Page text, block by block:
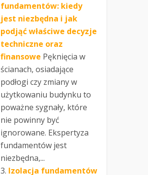
fundamentów: kiedy
jest niezbędna i jak
podjąć właściwe decyzje
techniczne oraz
finansowe Pęknięcia w
ścianach, osiadające
podłogi czy zmiany w
użytkowaniu budynku to
poważne sygnały, które
nie powinny być
ignorowane. Ekspertyza
fundamentów jest
niezbędna,...
Izolacja fundamentów